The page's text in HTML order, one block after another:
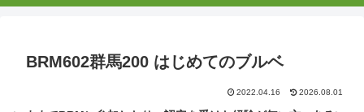
BRM602群馬200 はじめてのブルベ
2022.04.16 2026.08.01